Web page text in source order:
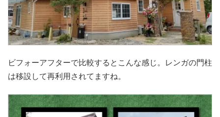
ビフォーアフターで比較するとこんな感じ。レンガの門柱
は移設して再利用されてますね。